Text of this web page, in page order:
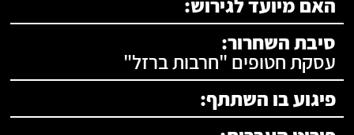
סיבת השחרור:
עסקת חטופים "חרבות ברזל"
פיגוע בו השתתף: